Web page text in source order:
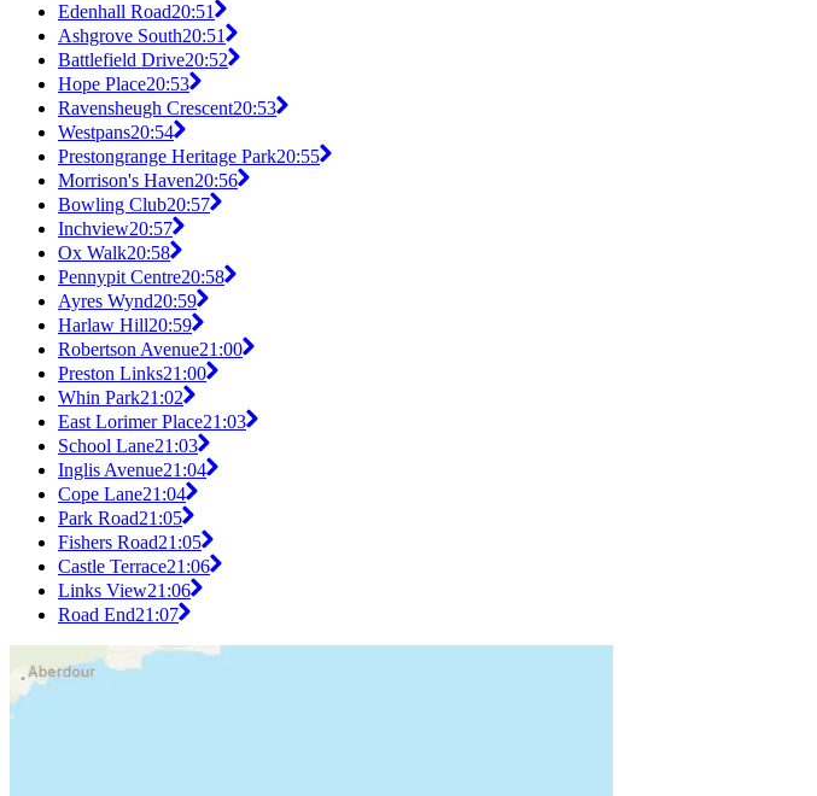
Edenhall Road20:51
Ashgrove South20:51
Battlefield Drive20:52
Hope Place20:53
Ravensheugh Crescent20:53
Westpans20:54
Prestongrange Heritage Park20:55
Morrison's Haven20:56
Bowling Club20:57
Inchview20:57
Ox Walk20:58
Pennypit Centre20:58
Ayres Wynd20:59
Harlaw Hill20:59
Robertson Avenue21:00
Preston Links21:00
Whin Park21:02
East Lorimer Place21:03
School Lane21:03
Inglis Avenue21:04
Cope Lane21:04
Park Road21:05
Fishers Road21:05
Castle Terrace21:06
Links View21:06
Road End21:07